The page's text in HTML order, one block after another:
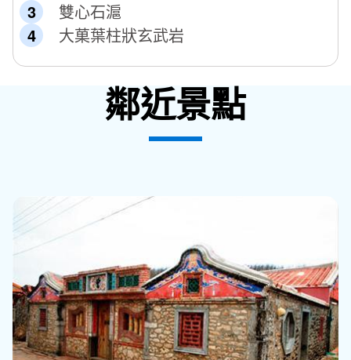
雙心石滬
大菓葉柱狀玄武岩
鄰近景點